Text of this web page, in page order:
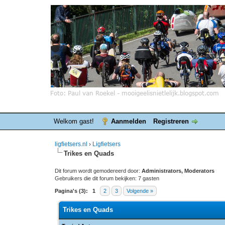
Welkom gast! Aanmelden Registreren
ligfietsers.nl › Ligfietsers
Trikes en Quads
Dit forum wordt gemodereerd door:Administrators, Moderators
Gebruikers die dit forum bekijken: 7 gasten
Pagina's (3): 1 2 3 Volgende »
Trikes en Quads